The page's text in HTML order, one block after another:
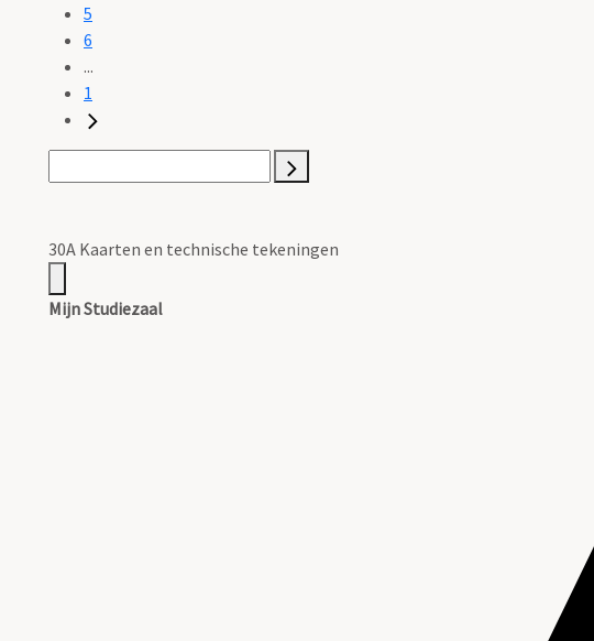
5
6
...
1
30A Kaarten en technische tekeningen
Mijn Studiezaal